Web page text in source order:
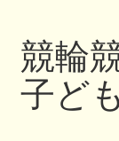
競輪
子ど